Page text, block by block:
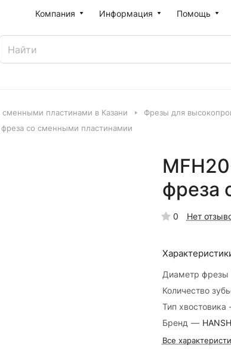
Компания Информация Помощь
пластинами в Казани
Фрезы для
со сменными пластинамии
фреза
0 Нет
Диаметр фрезы
Количество
Тип хвостовика
Бренд —
Все